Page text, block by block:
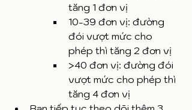
tăng 1 đơn vị
10-39 đơn vị: đường
đói vượt mức cho
phép thì tăng 2 đơn vị
>40 đơn vị: đường đói
vượt mức cho phép thì
tăng 4 đơn vị